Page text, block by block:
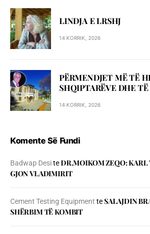
LINDJA E LRSHJ
14 KORRIK, 2026
PËRMENDJET MË TË
SHQIPTARËVE DHE
14 KORRIK, 2026
Komente Së Fundi
Badwap DesiteDR.MOIKOM ZEQO:
GJON VLADIMIRIT
Cement Testing Equipment teSALAJDIN
SHЁRBIM TЁ KOMBIT